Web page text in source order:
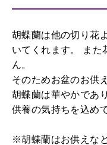
胡蝶蘭は他の切り花
いてくれます。 また
ん。
そのためお盆のお供
胡蝶蘭は華やかであ
供養の気持ちを込め
※胡蝶蘭はお供えな